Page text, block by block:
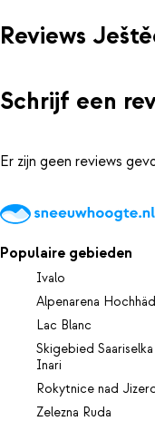
Reviews
Schrijf een
Er zijn geen reviews
Populaire gebieden
Ivalo
Alpenarena
Lac Blanc
Skigebied
Inari
Rokytnice nad
Zelezna Ruda